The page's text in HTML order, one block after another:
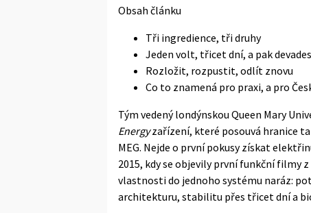
Obsah článku
Tři ingredience, tři druhy
Jeden volt, třicet dní, a pak
Rozložit, rozpustit, odlít znovu
Co to znamená pro praxi, a pro
Tým vedený londýnskou Queen Mary
Energyzařízení, které posouvá hranice
MEG. Nejde o první pokusy získat
2015, kdy se objevily první funkční filmy
vlastnosti do jednoho systému naráz:
architekturu, stabilitu přes třicet dní a